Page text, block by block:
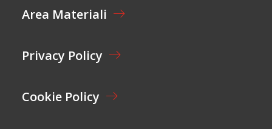
*
Area Materiali
Privacy Policy
Cookie Policy